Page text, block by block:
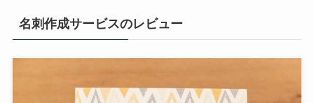
名刺作成サービスのレビュー